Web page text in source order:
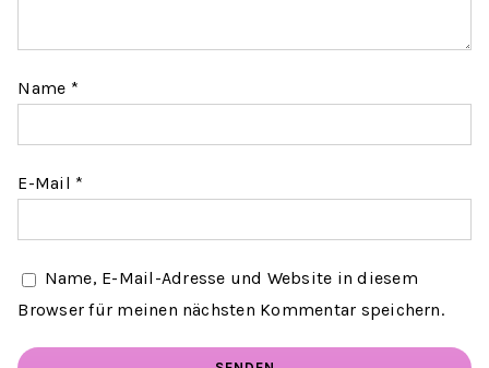
Name *
E-Mail *
Name, E-Mail-Adresse und Website in diesem
Browser für meinen nächsten Kommentar speichern.